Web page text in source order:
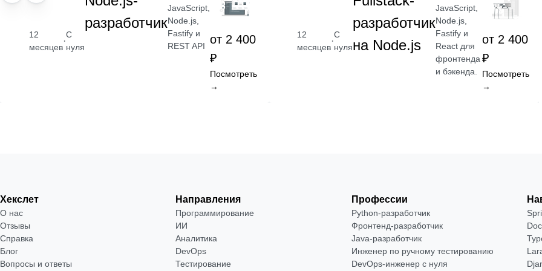
12
месяцев
·
С
нуля
разработчик
JavaScript,
Node.js,
Fastify и
REST API
от 2 400
₽
Посмотреть
→
12
месяцев
·
С
нуля
разработчик
на Node.js
JavaScript,
Node.js,
Fastify и
React для
фронтенда
и бэкенда.
от 2 400
₽
Посмотреть
→
Хекслет
О нас
Отзывы
Справка
Блог
Вопросы и ответы
Направления
Программирование
ИИ
Аналитика
DevOps
Тестирование
Профессии
Python-разработчик
Фронтенд-разработчик
Java-разработчик
Инженер по ручному тестированию
DevOps-инженер с нуля